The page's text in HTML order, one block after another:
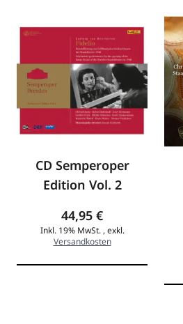
CD Semperoper
Edition Vol. 2
44,95 €
Inkl. 19% MwSt. , exkl.
Versandkosten